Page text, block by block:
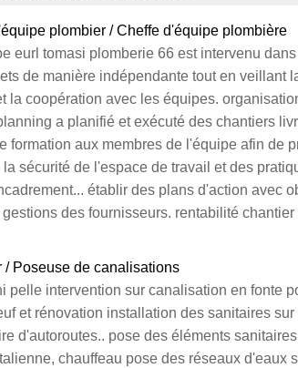
plombier / Cheffe d'équipe plombière
eurl tomasi plomberie 66 est intervenu
de manière indépendante tout en veillant
la coopération avec les équipes.
a planifié et exécuté des chantiers
formation aux membres de l'équipe afin de
sécurité de l'espace de travail et des
établir des plans d'action avec
des fournisseurs. rentabilité
Poseuse de canalisations
pelle intervention sur canalisation en fonte
et rénovation installation des sanitaires
d'autoroutes.. pose des éléments
chauffeau pose des réseaux d'eaux